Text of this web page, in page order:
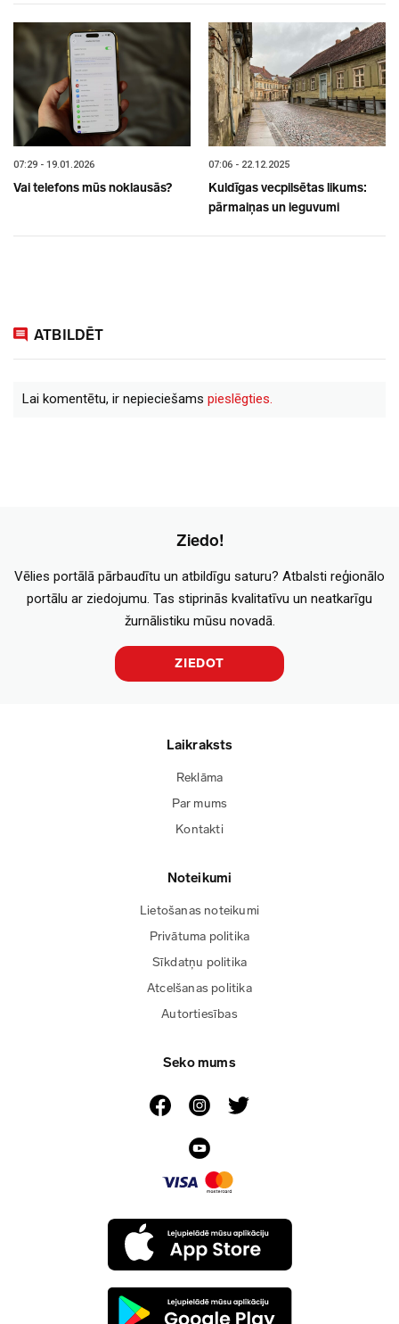
07:29 - 19.01.2026
Vai telefons mūs noklausās?
07:06 - 22.12.2025
Kuldīgas vecpilsētas likums:
pārmaiņas un ieguvumi
ATBILDĒT
Lai komentētu, ir nepieciešams pieslēgties.
Ziedo!
Vēlies portālā pārbaudītu un atbildīgu saturu? Atbalsti reģionālo
portālu ar ziedojumu. Tas stiprinās kvalitatīvu un neatkarīgu
žurnālistiku mūsu novadā.
ZIEDOT
Laikraksts
Reklāma
Par mums
Kontakti
Noteikumi
Lietošanas noteikumi
Privātuma politika
Sīkdatņu politika
Atcelšanas politika
Autortiesības
Seko mums